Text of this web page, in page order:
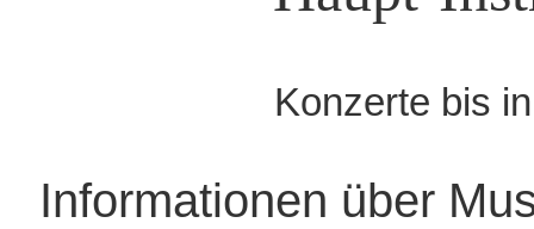
Konzerte bis
Informationen über